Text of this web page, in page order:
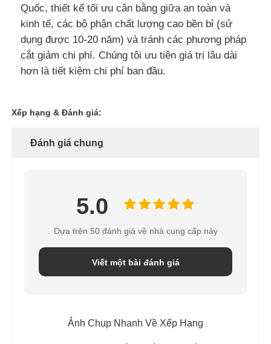
Quốc, thiết kế tối ưu cân bằng giữa an toàn và
kinh tế, các bộ phận chất lượng cao bền bỉ (sử
dụng được 10-20 năm) và tránh các phương pháp
cắt giảm chi phí. Chúng tôi ưu tiên giá trị lâu dài
hơn là tiết kiệm chi phí ban đầu.
Xếp hạng & Đánh giá:
Đánh giá chung
5.0
Dựa trên 50 đánh giá về nhà cung cấp này
Viết một bài đánh giá
Ảnh Chụp Nhanh Về Xếp Hạng